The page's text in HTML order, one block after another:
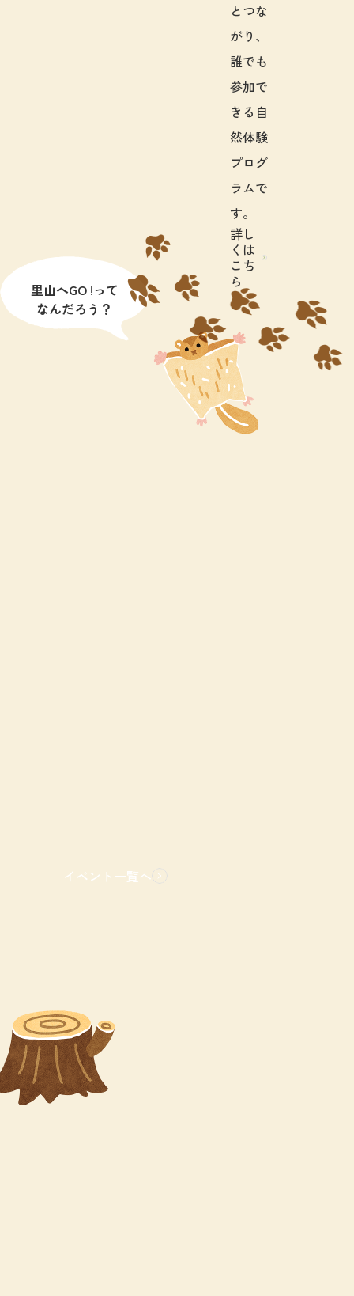
とつな
がり、
誰でも
参加で
きる自
然体験
プログ
ラムで
す。
詳し
くは
こち
ら
里山へGO !って
なんだろう？
イベント一覧へ